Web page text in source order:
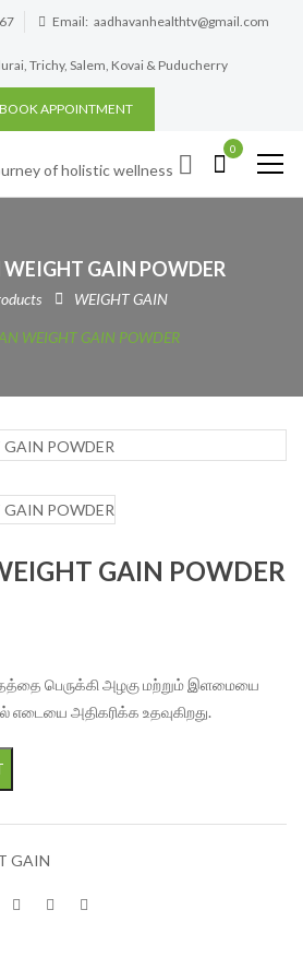
Email: aadhavanhealthtv@gmail.com
Trichy, Salem, Kovai & Puducherry
BOOK APPOINTMENT
0
GAIN POWDER
WEIGHT GAIN
WEIGHT GAIN POWDER
GAIN POWDER
பெருக்கி அழகு மற்றும் இளமையை
எடையை அதிகரிக்க உதவுகிறது.
POWDER quantity
GAIN